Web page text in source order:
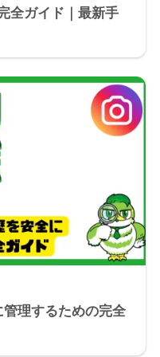
全ガイド｜最新手
理するための完全